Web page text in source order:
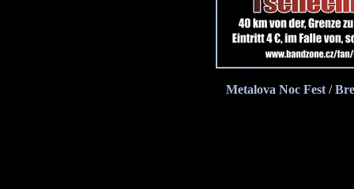
Metalova Noc Fest /